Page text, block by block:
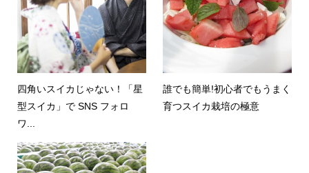
四角いスイカじゃない！「星
型スイカ」で SNS フォロ
ワ...
誰でも簡単!初心者でもうまく
育つスイカ栽培の極意